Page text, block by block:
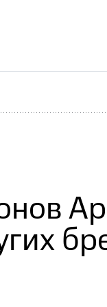
Новости в
и аудит